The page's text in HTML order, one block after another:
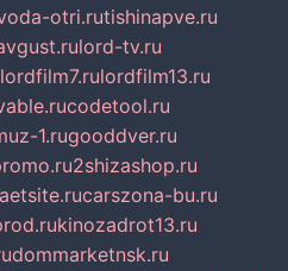
otri.rutishinapve.ru
lord-tv.ru
lordfilm7.rulordfilm13.ru
codetool.ru
1.rugooddver.ru
2shizashop.ru
carszona-bu.ru
kinozadrot13.ru
dommarketnsk.ru